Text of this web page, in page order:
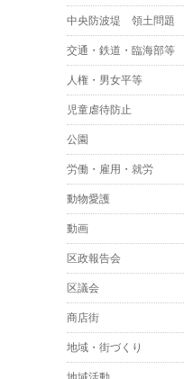
中央防波堤 領土問題
交通・鉄道・臨海部等
人権・男女平等
児童虐待防止
公園
労働・雇用・就労
動物愛護
動画
区政報告会
区議会
商店街
地域・街づくり